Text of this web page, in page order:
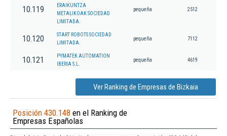
10.119
ERAIKUNTZA
METALIKOAK SOCIEDAD
LIMITADA.
pequeña 2512
10.120
START ROBOTS SOCIEDAD
LIMITADA.
pequeña 7112
10.121
PYMATEK AUTOMATION
IBERIA S.L.
pequeña 4619
Ver Ranking de Empresas de Bizkaia
Posición 430.148 en el Ranking de
Empresas Españolas